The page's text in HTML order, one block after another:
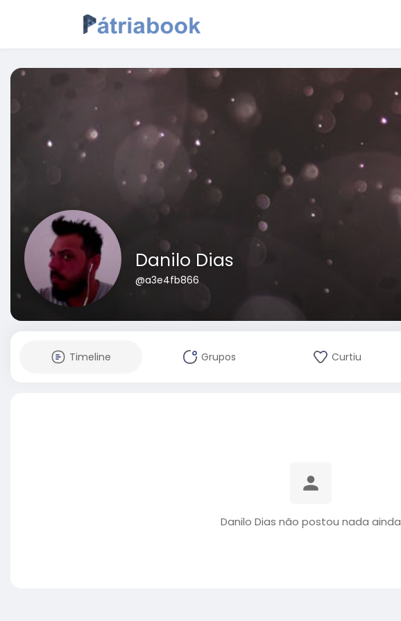
Danilo Dias
@a3e4fb866
Timeline Grupos Curtiu
Danilo Dias não postou nada ainda